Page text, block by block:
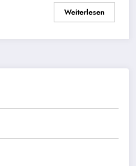
Weiterlesen